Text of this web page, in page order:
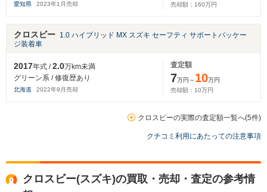
愛知県 2023年1 月売却
売却額： 160万円
クロスビー 1.0 ハイブリッド MX スズキ セーフティ サポートパッケー
ジ装着車
2017年式 /2.0万km未満
グリーン系 / 修復歴あり
北海道 2022年9 月売却
査定額
7万円～ 10万円
売却額： 10万円
クロスビーの実際の査定額一覧へ(5件)
クチコミ利用にあたっての注意事項
クロスビー(スズキ)の買取・売却・査定の参考情